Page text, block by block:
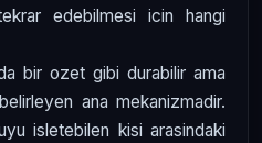
edebilmesi icin hangi
bir ozet gibi durabilir ama
ana mekanizmadir.
isletebilen kisi arasindaki